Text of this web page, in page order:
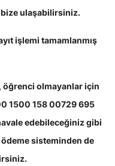
ulaşabilirsiniz.
işlemi tamamlanmış
olmayanlar için
1500 158 00729 695
edebileceğiniz gibi
sisteminden de